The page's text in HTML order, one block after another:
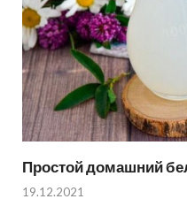
Простой домашний
19.12.2021